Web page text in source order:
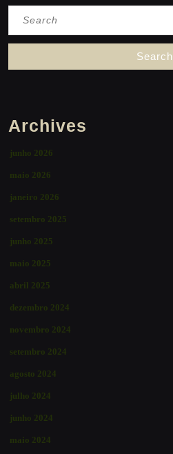
Archives
junho 2026
maio 2026
janeiro 2026
setembro 2025
junho 2025
maio 2025
abril 2025
dezembro 2024
novembro 2024
setembro 2024
agosto 2024
julho 2024
junho 2024
maio 2024